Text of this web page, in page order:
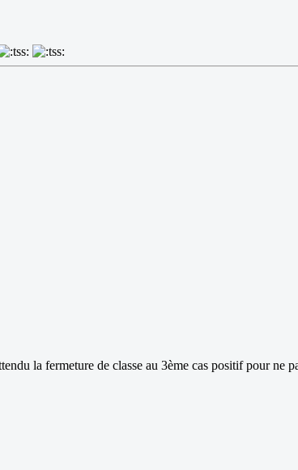
la fermeture de classe au 3ème cas positif pour ne